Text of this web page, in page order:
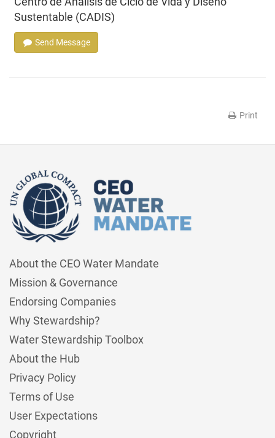
Sustentable (CADIS)
Send Message
Print
About the CEO Water Mandate
Mission & Governance
Endorsing Companies
Why Stewardship?
Water Stewardship Toolbox
About the Hub
Privacy Policy
Terms of Use
User Expectations
Copyright